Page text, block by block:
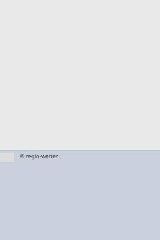
© regio-wetter